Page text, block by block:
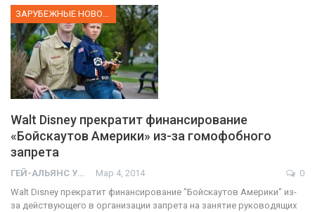
Walt Disney прекратит финансирование
«Бойскаутов Америки» из-за гомофобного
запрета
ГЕЙ-АЛЬЯНС УКРАИНА Мар 4, 2014
0
Walt Disney прекратит финансирование "Бойскаутов Америки" из-
за действующего в организации запрета на занятие руководящих